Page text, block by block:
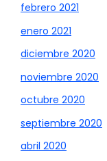
febrero 2021
enero 2021
diciembre 2020
noviembre 2020
octubre 2020
septiembre 2020
abril 2020